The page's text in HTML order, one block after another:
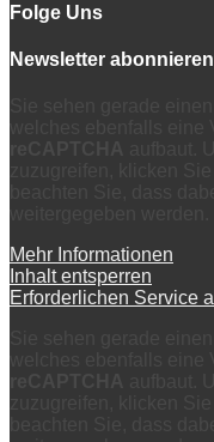
Folge Uns
Newsletter abonnieren
Mehr Informationen
Inhalt entsperren
Erforderlichen Service